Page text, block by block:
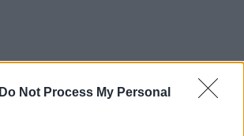
Do Not Process My Personal